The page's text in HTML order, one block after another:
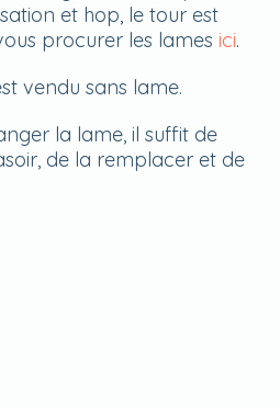
et hop, le tour est
procurer les lames ici.
vendu sans lame.
la lame, il suffit de
de la remplacer et de